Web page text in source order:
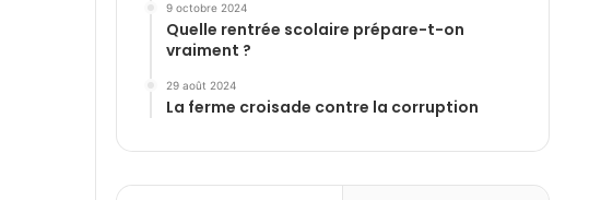
9 octobre 2024
Quelle rentrée scolaire prépare-t-on
vraiment ?
29 août 2024
La ferme croisade contre la corruption